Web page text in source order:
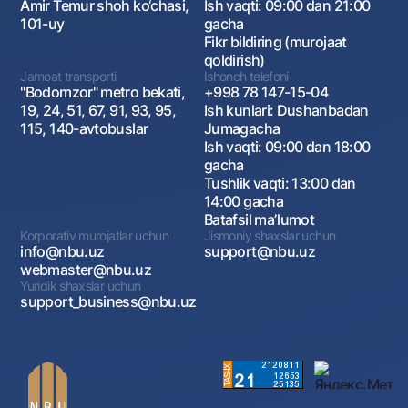
Amir Temur shoh ko‘chasi,
101-uy
Ish vaqti: 09:00 dan 21:00
gacha
Fikr bildiring (murojaat
qoldirish)
Jamoat transporti
"Bodomzor" metro bekati,
19, 24, 51, 67, 91, 93, 95,
115, 140-avtobuslar
Ishonch telefoni
+998 78 147-15-04
Ish kunlari: Dushanbadan
Jumagacha
Ish vaqti: 09:00 dan 18:00
gacha
Tushlik vaqti: 13:00 dan
14:00 gacha
Batafsil maʼlumot
Korporativ murojatlar uchun
info@nbu.uz
webmaster@nbu.uz
Jismoniy shaxslar uchun
support@nbu.uz
Yuridik shaxslar uchun
support_business@nbu.uz